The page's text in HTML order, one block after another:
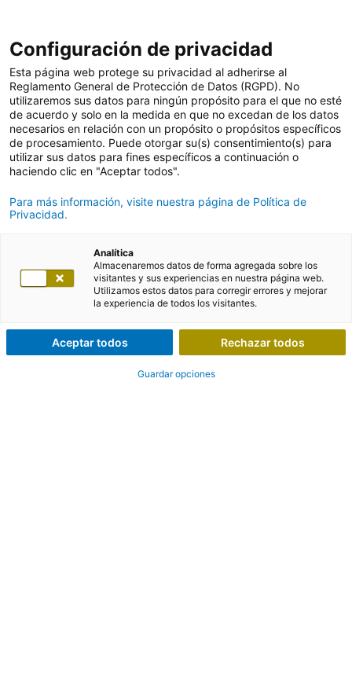
Configuración de privacidad
Esta página web protege su privacidad al adherirse al
Reglamento General de Protección de Datos (RGPD). No
utilizaremos sus datos para ningún propósito para el que no esté
de acuerdo y solo en la medida en que no excedan de los datos
necesarios en relación con un propósito o propósitos específicos
de procesamiento. Puede otorgar su(s) consentimiento(s) para
utilizar sus datos para fines específicos a continuación o
haciendo clic en "Aceptar todos".
Para más información, visite nuestra página de Política de
Privacidad.
Analítica
Almacenaremos datos de forma agregada sobre los
visitantes y sus experiencias en nuestra página web.
Utilizamos estos datos para corregir errores y mejorar
la experiencia de todos los visitantes.
Aceptar todos Rechazar todos
Guardar opciones